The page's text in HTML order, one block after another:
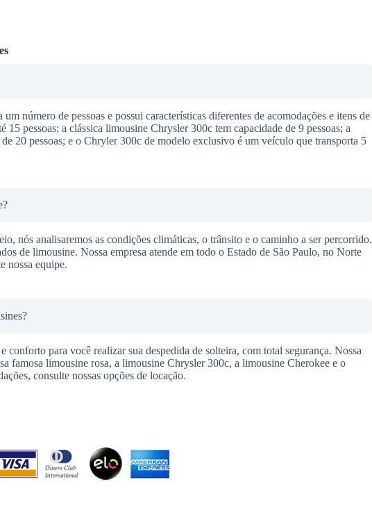
número de pessoas e possui características diferentes de acomodações e itens de
pessoas; a clássica limousine Chrysler 300c tem capacidade de 9 pessoas; a
20 pessoas; e o Chryler 300c de modelo exclusivo é um veículo que transporta 5
nós analisaremos as condições climáticas, o trânsito e o caminho a ser percorrido.
de limousine. Nossa empresa atende em todo o Estado de São Paulo, no Norte
nossa equipe.
para você realizar sua despedida de solteira, com total segurança. Nossa
famosa limousine rosa, a limousine Chrysler 300c, a limousine Cherokee e o
consulte nossas opções de locação.